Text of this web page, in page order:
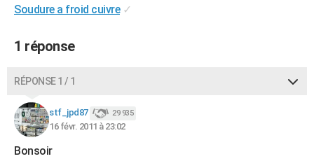
GUIDES D'ACHAT
BONS PLANS
Dictionnaire
Biographies
Citations
Expressions
Proverbes
PROGRAMME TV
COPAINS D'AVANT
Soudure a froid cuivre ✓
1 réponse
RÉPONSE 1 / 1
stf_jpd87 29 935
16 févr. 2011 à 23:02
Bonsoir